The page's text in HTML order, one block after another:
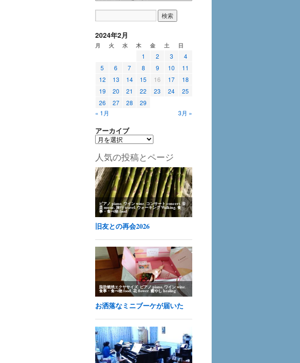
リ
2024年2月
月 火 水 木 金 土 日
1 2 3
4
5
6 7 8 9 10
11
12
13 14 15 16 17
18
19
20 21 22 23 24
25
26
27 28
29
« 1月
3月 »
アーカイブ
ア
カ
ブ
人気の投稿とページ